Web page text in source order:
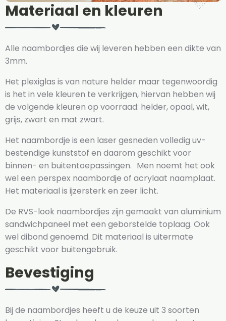
Materiaal en kleuren
Alle naambordjes die wij leveren hebben een dikte van
3mm.
Het plexiglas is van nature helder maar tegenwoordig
is het in vele kleuren te verkrijgen, hiervan hebben wij
de volgende kleuren op voorraad: helder, opaal, wit,
grijs, zwart en mat zwart.
Het naambordje is een laser gesneden volledig uv-
bestendige kunststof en daarom geschikt voor
binnen- en buitentoepassingen. Men noemt het ook
wel een perspex naambordje of acrylaat naamplaat.
Het materiaal is ijzersterk en zeer licht.
De RVS-look naambordjes zijn gemaakt van aluminium
sandwichpaneel met een geborstelde toplaag. Ook
wel dibond genoemd. Dit materiaal is uitermate
geschikt voor buitengebruik.
Bevestiging
Bij de naambordjes heeft u de keuze uit 3 soorten